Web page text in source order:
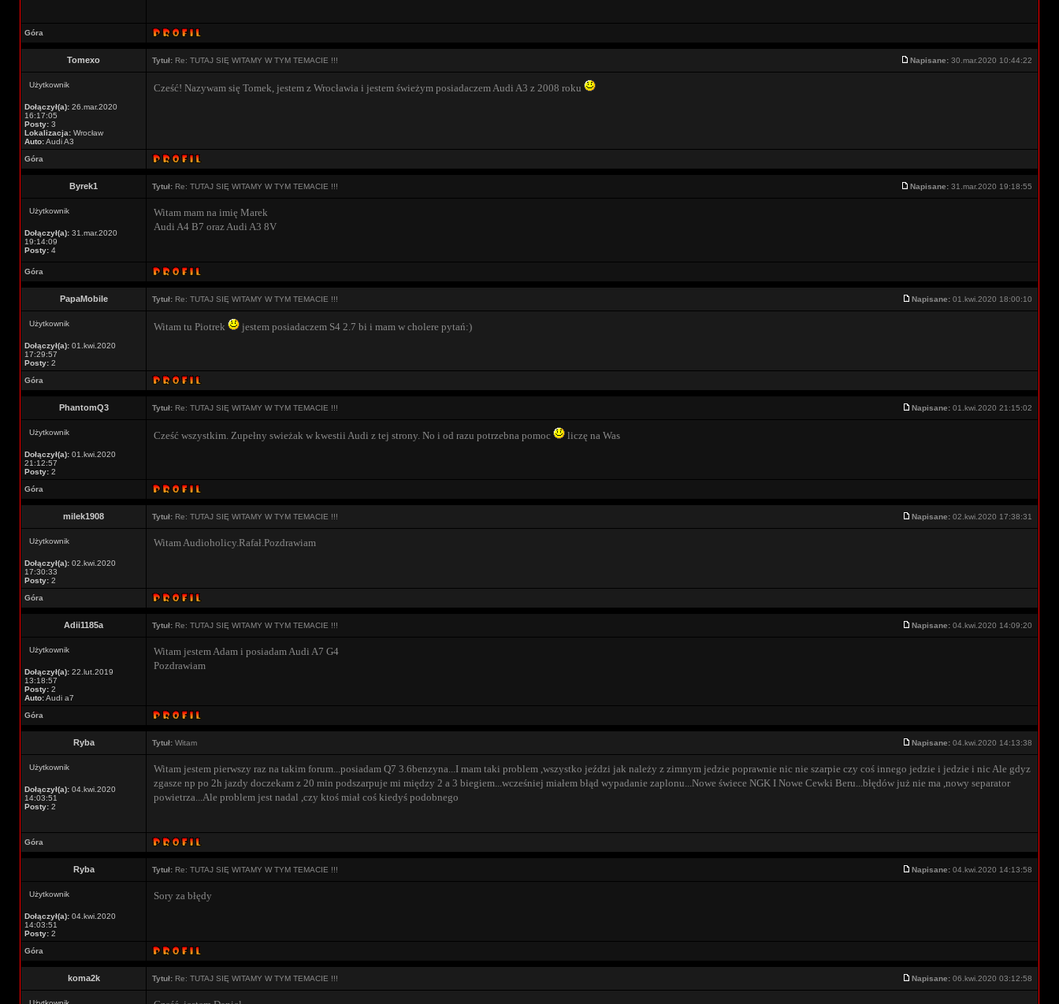
Góra
Tomexo Tytuł: Re: TUTAJ SIĘ WITAMY W TYM TEMACIE !!! Napisane: 30.mar.2020 10:44:22
Użytkownik
Dołączył(a): 26.mar.2020
16:17:05
Posty: 3
Lokalizacja: Wrocław
Auto:Audi A3
Cześć! Nazywam się Tomek, jestem z Wrocławia i jestem świeżym posiadaczem Audi A3 z 2008 roku
Góra
Byrek1 Tytuł: Re: TUTAJ SIĘ WITAMY W TYM TEMACIE !!! Napisane: 31.mar.2020 19:18:55
Użytkownik
Dołączył(a): 31.mar.2020
19:14:09
Posty: 4
Witam mam na imię Marek
Audi A4 B7 oraz Audi A3 8V
Góra
PapaMobile Tytuł: Re: TUTAJ SIĘ WITAMY W TYM TEMACIE !!! Napisane: 01.kwi.2020 18:00:10
Użytkownik
Dołączył(a): 01.kwi.2020
17:29:57
Posty: 2
Witam tu Piotrek jestem posiadaczem S4 2.7 bi i mam w cholere pytań:)
Góra
PhantomQ3 Tytuł: Re: TUTAJ SIĘ WITAMY W TYM TEMACIE !!! Napisane: 01.kwi.2020 21:15:02
Użytkownik
Dołączył(a): 01.kwi.2020
21:12:57
Posty: 2
Cześć wszystkim. Zupełny swieżak w kwestii Audi z tej strony. No i od razu potrzebna pomoc liczę na Was
Góra
milek1908 Tytuł: Re: TUTAJ SIĘ WITAMY W TYM TEMACIE !!! Napisane: 02.kwi.2020 17:38:31
Użytkownik
Dołączył(a): 02.kwi.2020
17:30:33
Posty: 2
Witam Audioholicy.Rafał.Pozdrawiam
Góra
Adii1185a Tytuł: Re: TUTAJ SIĘ WITAMY W TYM TEMACIE !!! Napisane: 04.kwi.2020 14:09:20
Użytkownik
Dołączył(a): 22.lut.2019
13:18:57
Posty: 2
Auto:Audi a7
Witam jestem Adam i posiadam Audi A7 G4
Pozdrawiam
Góra
Ryba Tytuł: Witam Napisane: 04.kwi.2020 14:13:38
Użytkownik
Dołączył(a): 04.kwi.2020
14:03:51
Posty: 2
Witam jestem pierwszy raz na takim forum...posiadam Q7 3.6benzyna...I mam taki problem ,wszystko jeździ jak należy z zimnym jedzie poprawnie nic nie szarpie czy coś innego jedzie i jedzie i nic Ale gdyz
zgasze np po 2h jazdy doczekam z 20 min podszarpuje mi między 2 a 3 biegiem...wcześniej miałem błąd wypadanie zaplonu...Nowe świece NGK I Nowe Cewki Beru...błędów już nie ma ,nowy separator
powietrza...Ale problem jest nadal ,czy ktoś miał coś kiedyś podobnego
Góra
Ryba Tytuł: Re: TUTAJ SIĘ WITAMY W TYM TEMACIE !!! Napisane: 04.kwi.2020 14:13:58
Użytkownik
Dołączył(a): 04.kwi.2020
14:03:51
Posty: 2
Sory za błędy
Góra
koma2k Tytuł: Re: TUTAJ SIĘ WITAMY W TYM TEMACIE !!! Napisane: 06.kwi.2020 03:12:58